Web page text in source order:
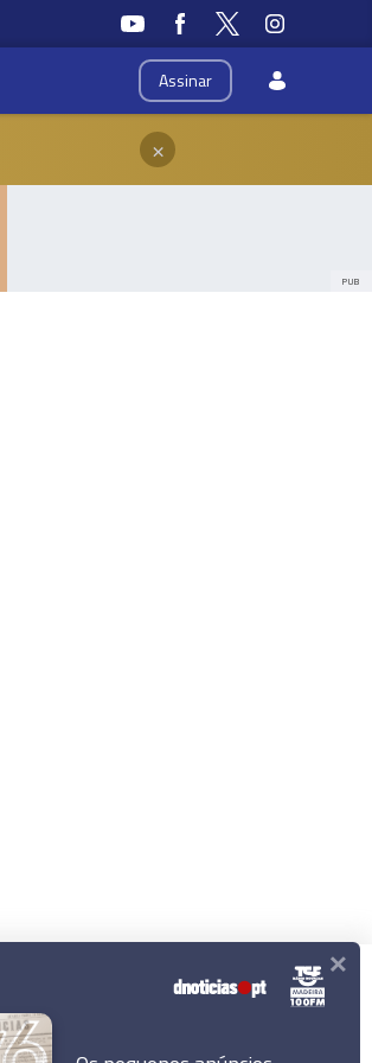
Assinar
×
PUB
© 2026 Empresa Diário de Notícias, Lda.
×